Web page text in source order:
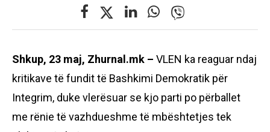
Shkup, 23 maj, Zhurnal.mk – VLEN ka reaguar ndaj
kritikave të fundit të Bashkimi Demokratik për
Integrim, duke vlerësuar se kjo parti po përballet
me rënie të vazhdueshme të mbështetjes tek